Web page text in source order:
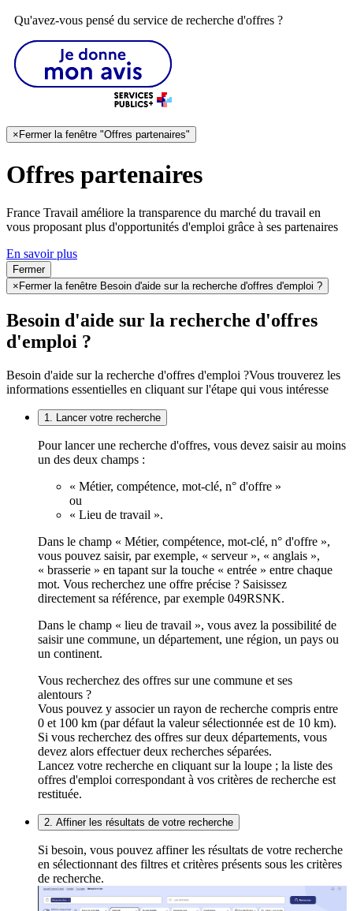
Qu'avez-vous pensé du service de recherche d'offres ?
× Fermer la fenêtre "Offres partenaires"
Offres partenaires
France Travail améliore la transparence du marché du travail en
vous proposant plus d'opportunités d'emploi grâce à ses partenaires
En savoir plus
Fermer
× Fermer la fenêtre Besoin d'aide sur la recherche d'offres d'emploi ?
Besoin d'aide sur la recherche d'offres
d'emploi ?
Besoin d'aide sur la recherche d'offres d'emploi ?Vous trouverez les
informations essentielles en cliquant sur l'étape qui vous intéresse
1. Lancer votre recherche
Pour lancer une recherche d'offres, vous devez saisir au moins
un des deux champs :
« Métier, compétence, mot-clé, n° d'offre »
ou
« Lieu de travail ».
Dans le champ « Métier, compétence, mot-clé, n° d'offre »,
vous pouvez saisir, par exemple, « serveur », « anglais »,
« brasserie » en tapant sur la touche « entrée » entre chaque
mot. Vous recherchez une offre précise ? Saisissez
directement sa référence, par exemple 049RSNK.
Dans le champ « lieu de travail », vous avez la possibilité de
saisir une commune, un département, une région, un pays ou
un continent.
Vous recherchez des offres sur une commune et ses
alentours ?
Vous pouvez y associer un rayon de recherche compris entre
0 et 100 km (par défaut la valeur sélectionnée est de 10 km).
Si vous recherchez des offres sur deux départements, vous
devez alors effectuer deux recherches séparées.
Lancez votre recherche en cliquant sur la loupe ; la liste des
offres d'emploi correspondant à vos critères de recherche est
restituée.
2. Affiner les résultats de votre recherche
Si besoin, vous pouvez affiner les résultats de votre recherche
en sélectionnant des filtres et critères présents sous les critères
de recherche.